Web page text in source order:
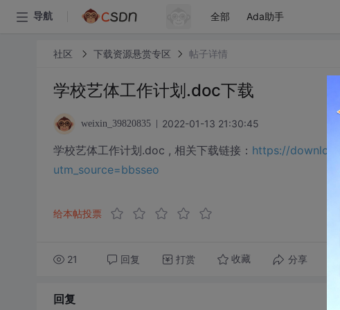
导航 全部 Ada助手
社区 下载资源悬赏专区 帖子详情
学校艺体工作计划.doc下载
weixin_39820835 2022-01-13 21:30:45
学校艺体工作计划.doc , 相关下载链接： https://
utm_source=bbsseo
给本帖投票
21 回复 打赏 收藏 分享
回复